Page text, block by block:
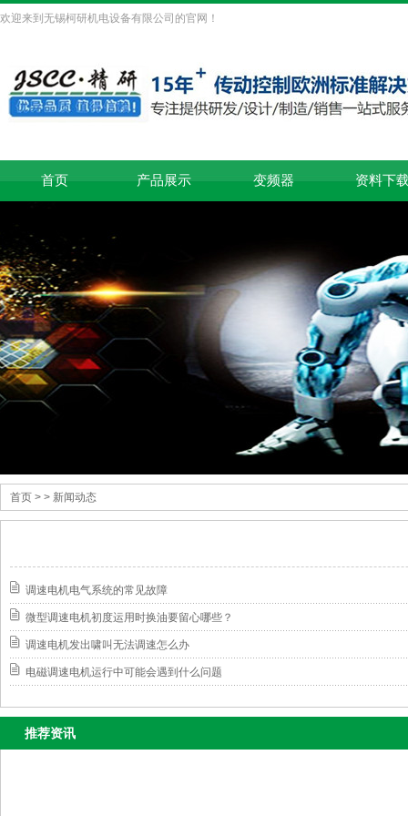
欢迎来到无锡柯研机电设备有限公司的官网！
首页 产品展示 变频器 资料下
首页 > > 新闻动态
调速电机电气系统的常见故障
微型调速电机初度运用时换油要留心哪些？
调速电机发出啸叫无法调速怎么办
电磁调速电机运行中可能会遇到什么问题
推荐资讯